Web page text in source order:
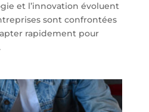
et l’innovation évoluent
sont confrontées
rapidement pour